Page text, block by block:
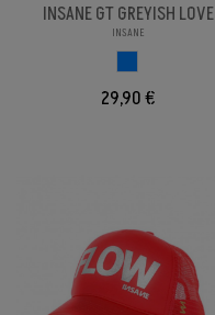
INSANE GT GREYISH LOVE
INSANE
29,90 €